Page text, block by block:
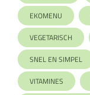
EKOMENU
VEGETARISCH
SNEL EN SIMPEL
VITAMINES